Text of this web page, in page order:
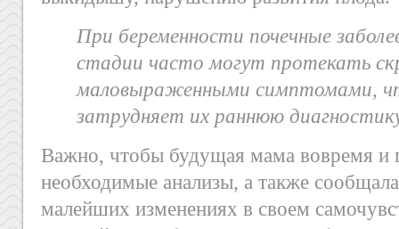
При беременности почечные
стадии часто могут протекать
маловыраженными симптомами,
затрудняет их раннюю
Важно, чтобы будущая мама вовремя и
необходимые анализы, а также
малейших изменениях в своем